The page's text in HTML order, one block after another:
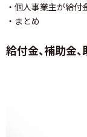
・個人事業主が給
・まとめ
給付金、補助金